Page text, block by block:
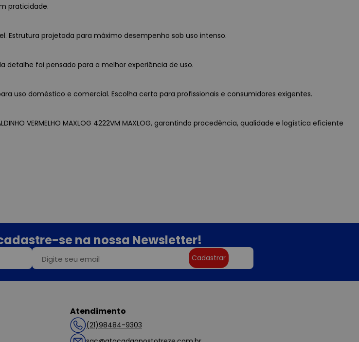
praticidade.
Estrutura projetada para máximo desempenho sob uso intenso.
detalhe foi pensado para a melhor experiência de uso.
uso doméstico e comercial. Escolha certa para profissionais e consumidores exigentes.
VERMELHO MAXLOG 4222VM MAXLOG, garantindo procedência, qualidade e logística eficiente
se na nossa Newsletter!
Cadastrar
Atendimento
(21)98484-9303